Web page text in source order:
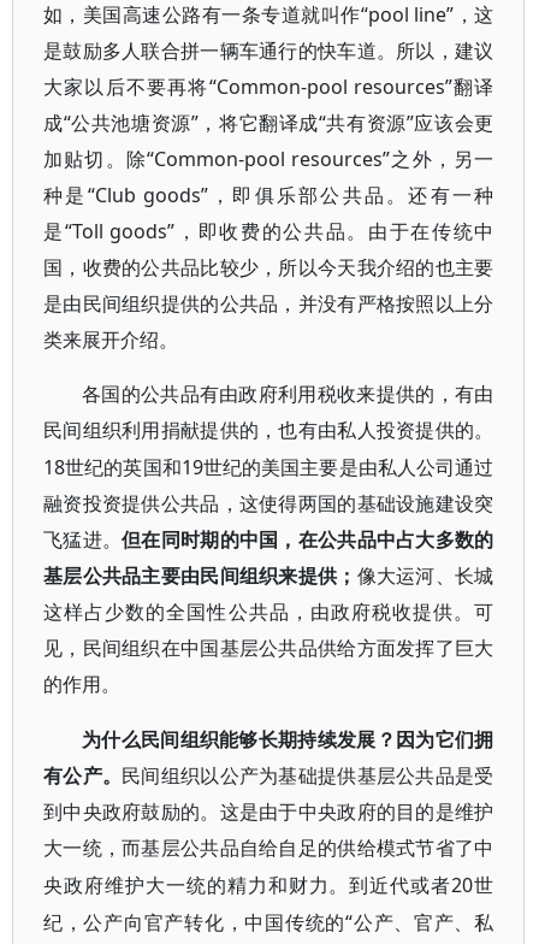
如，美国高速公路有一条专道就叫作“pool line”，这
是鼓励多人联合拼一辆车通行的快车道。所以，建议
大家以后不要再将“Common-pool resources”翻译
成“公共池塘资源”，将它翻译成“共有资源”应该会更
加贴切。除“Common-pool resources”之外，另一
种是“Club goods”，即俱乐部公共品。还有一种
是“Toll goods”，即收费的公共品。由于在传统中
国，收费的公共品比较少，所以今天我介绍的也主要
是由民间组织提供的公共品，并没有严格按照以上分
类来展开介绍。
各国的公共品有由政府利用税收来提供的，有由
民间组织利用捐献提供的，也有由私人投资提供的。
18世纪的英国和19世纪的美国主要是由私人公司通过
融资投资提供公共品，这使得两国的基础设施建设突
飞猛进。但在同时期的中国，在公共品中占大多数的
基层公共品主要由民间组织来提供； 像大运河、长城
这样占少数的全国性公共品，由政府税收提供。可
见，民间组织在中国基层公共品供给方面发挥了巨大
的作用。
为什么民间组织能够长期持续发展？因为它们拥
有公产。
民间组织以公产为基础提供基层公共品是受
到中央政府鼓励的。这是由于中央政府的目的是维护
大一统，而基层公共品自给自足的供给模式节省了中
央政府维护大一统的精力和财力。到近代或者20世
纪，公产向官产转化，中国传统的“公产、官产、私